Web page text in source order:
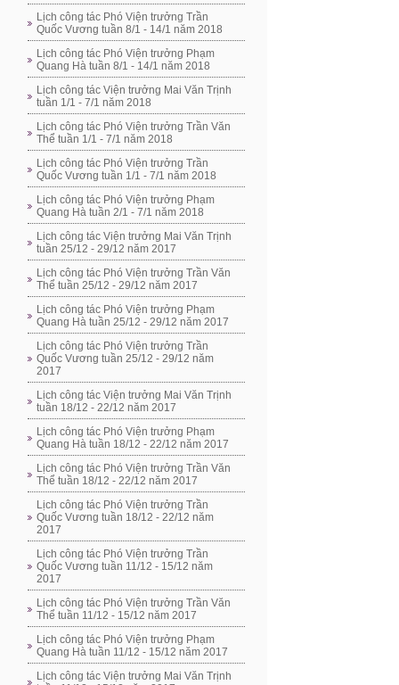
Lịch công tác Phó Viện trưởng Trần
Quốc Vương tuần 8/1 - 14/1 năm 2018
Lịch công tác Phó Viện trưởng Phạm
Quang Hà tuần 8/1 - 14/1 năm 2018
Lịch công tác Viện trưởng Mai Văn Trịnh
tuần 1/1 - 7/1 năm 2018
Lịch công tác Phó Viện trưởng Trần Văn
Thể tuần 1/1 - 7/1 năm 2018
Lịch công tác Phó Viện trưởng Trần
Quốc Vương tuần 1/1 - 7/1 năm 2018
Lịch công tác Phó Viện trưởng Phạm
Quang Hà tuần 2/1 - 7/1 năm 2018
Lịch công tác Viện trưởng Mai Văn Trịnh
tuần 25/12 - 29/12 năm 2017
Lịch công tác Phó Viện trưởng Trần Văn
Thể tuần 25/12 - 29/12 năm 2017
Lịch công tác Phó Viện trưởng Phạm
Quang Hà tuần 25/12 - 29/12 năm 2017
Lịch công tác Phó Viện trưởng Trần
Quốc Vương tuần 25/12 - 29/12 năm
2017
Lịch công tác Viện trưởng Mai Văn Trịnh
tuần 18/12 - 22/12 năm 2017
Lịch công tác Phó Viện trưởng Phạm
Quang Hà tuần 18/12 - 22/12 năm 2017
Lịch công tác Phó Viện trưởng Trần Văn
Thể tuần 18/12 - 22/12 năm 2017
Lịch công tác Phó Viện trưởng Trần
Quốc Vương tuần 18/12 - 22/12 năm
2017
Lịch công tác Phó Viện trưởng Trần
Quốc Vương tuần 11/12 - 15/12 năm
2017
Lịch công tác Phó Viện trưởng Trần Văn
Thể tuần 11/12 - 15/12 năm 2017
Lịch công tác Phó Viện trưởng Phạm
Quang Hà tuần 11/12 - 15/12 năm 2017
Lịch công tác Viện trưởng Mai Văn Trịnh